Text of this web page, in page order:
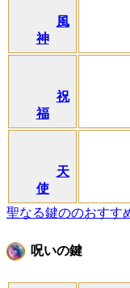
風
神
祝
福
天
使
聖なる鍵ののおすす
呪いの鍵